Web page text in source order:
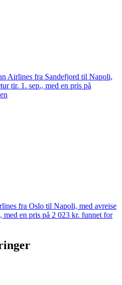
Airlines fra Sandefjord til Napoli,
tir. 1. sep., med en pris på
fra Oslo til Napoli, med avreise
med en pris på 2 023 kr. funnet for